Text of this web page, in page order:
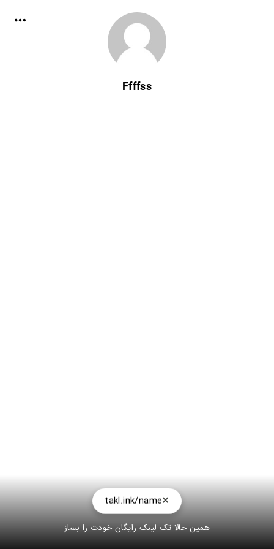
Ffffss
takl.ink/name
همین حالا تک لینک رایگان خودت را بساز